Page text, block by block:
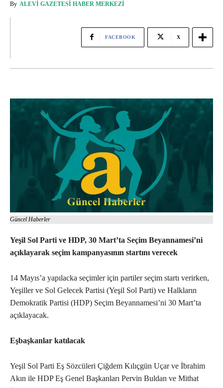
By ALEVI GAZETESI HABER MERKEZI
FACEBOOK X
Güncel Haberler
Yeşil Sol Parti ve HDP, 30 Mart’ta Seçim Beyannamesi’ni
açıklayarak seçim kampanyasının startını verecek
14 Mayıs’a yapılacka seçimler için partiler seçim startı verirken,
Yeşiller ve Sol Gelecek Partisi (Yeşil Sol Parti) ve Halkların
Demokratik Partisi (HDP) Seçim Beyannamesi’ni 30 Mart’ta
açıklayacak.
Eşbaşkanlar katılacak
Yeşil Sol Parti Eş Sözcüleri Çiğdem Kılıçgün Uçar ve İbrahim
Akın ile HDP Eş Genel Başkanları Pervin Buldan ve Mithat